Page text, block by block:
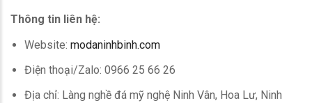
Thông tin liên hệ:
Website: modaninhbinh.com
Điện thoại/Zalo: 0966 25 66 26
Địa chỉ: Làng nghề đá mỹ nghệ Ninh Vân, Hoa Lư, Ninh